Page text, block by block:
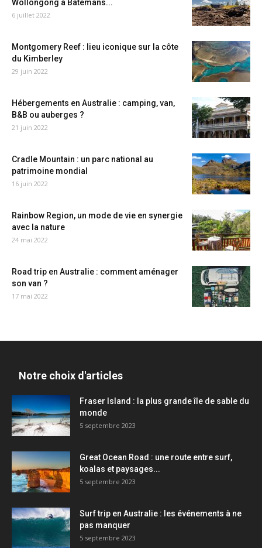
Wollongong à Batemans...
6 juillet 2022
Montgomery Reef : lieu iconique sur la côte
du Kimberley
29 juin 2022
Hébergements en Australie : camping, van,
B&B ou auberges ?
21 juin 2022
Cradle Mountain : un parc national au
patrimoine mondial
16 juin 2022
Rainbow Region, un mode de vie en synergie
avec la nature
24 mai 2022
Road trip en Australie : comment aménager
son van ?
17 mai 2022
Notre choix d'articles
Fraser Island : la plus grande île de sable du
monde
5 septembre 2023
Great Ocean Road : une route entre surf,
koalas et paysages...
5 septembre 2023
Surf trip en Australie : les événements à ne
pas manquer
5 septembre 2023